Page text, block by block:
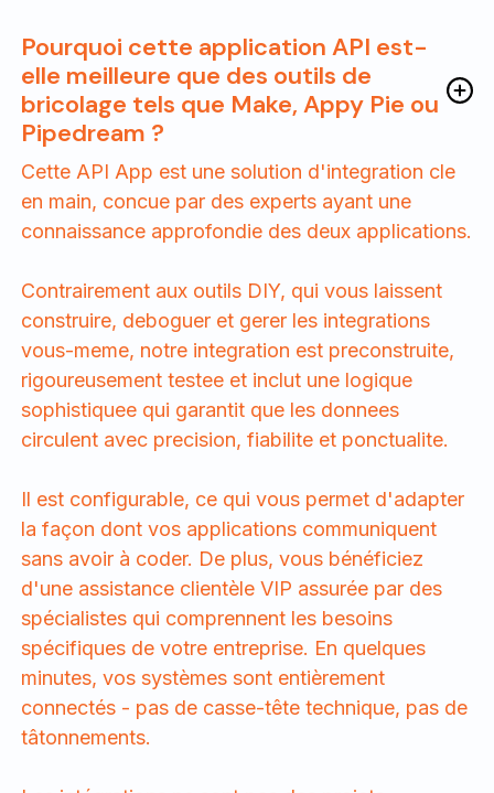
Pourquoi cette application API est-
elle meilleure que des outils de
bricolage tels que Make, Appy Pie ou
Pipedream ?
Cette API App est une solution d'integration cle
en main, concue par des experts ayant une
connaissance approfondie des deux applications.
Contrairement aux outils DIY, qui vous laissent
construire, deboguer et gerer les integrations
vous-meme, notre integration est preconstruite,
rigoureusement testee et inclut une logique
sophistiquee qui garantit que les donnees
circulent avec precision, fiabilite et ponctualite.
Il est configurable, ce qui vous permet d'adapter
la façon dont vos applications communiquent
sans avoir à coder. De plus, vous bénéficiez
d'une assistance clientèle VIP assurée par des
spécialistes qui comprennent les besoins
spécifiques de votre entreprise. En quelques
minutes, vos systèmes sont entièrement
connectés - pas de casse-tête technique, pas de
tâtonnements.